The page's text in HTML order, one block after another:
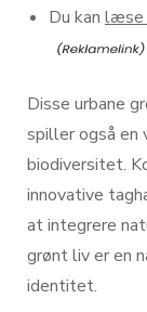
Du kan læse
Disse urbane
spiller også en
biodiversitet.
innovative
at integrere
grønt liv er en
identitet.